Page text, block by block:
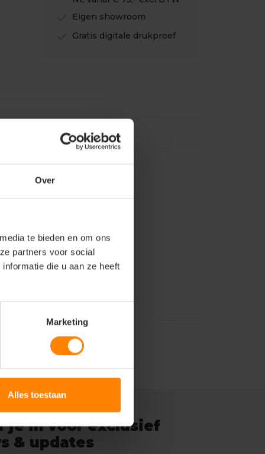
Over
te bieden en om ons
partners voor social
die u aan ze heeft
Marketing
Alles toestaan
check Eigen showroom
check Gratis digitale drukproef
je in voor exclusief
& updates